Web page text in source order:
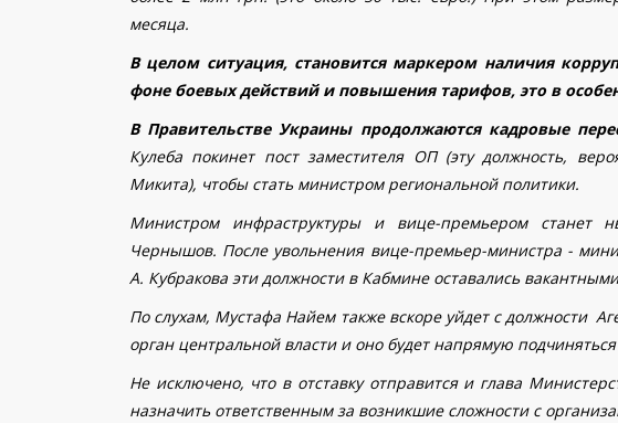
месяца.
В целом ситуация, становится маркером наличия
фоне боевых действий и повышения тарифов, это в
В Правительстве Украины продолжаются кадровые
Кулеба покинет пост заместителя ОП (эту должность,
Микита), чтобы стать министром региональной политики.
Министром инфраструктуры и вице-премьером станет
Чернышов. После увольнения вице-премьер-министра -
А. Кубракова эти должности в Кабмине оставались
По слухам, Мустафа Найем также вскоре уйдет с должности
орган центральной власти и оно будет напрямую
Не исключено, что в отставку отправится и глава
назначить ответственным за возникшие сложности с